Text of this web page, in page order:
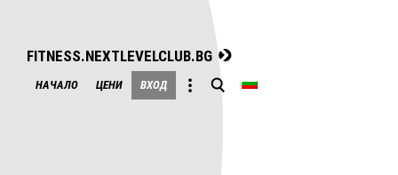
FITNESS.NEXTLEVELCLUB.BG
Skip
to
НАЧАЛО ЦЕНИ ВХОД